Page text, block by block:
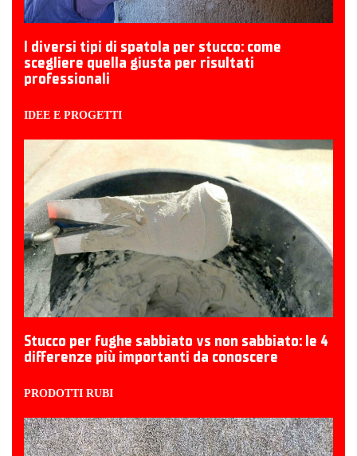
I diversi tipi di spatola per stucco: come
scegliere quella giusta per risultati
professionali
IDEE E PROGETTI
Stucco per fughe sabbiato vs non sabbiato: le 4
differenze più importanti da conoscere
PRODOTTI RUBI